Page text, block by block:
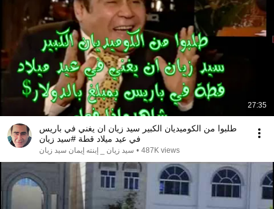
27:35
طلبوا من الكوميديان الكبير سيد زيان ان يغني في باريس
في عيد ميلاد قطة #سيد زيان
سيد زيان _ إبنته إيمان سيد زيان • 487K views